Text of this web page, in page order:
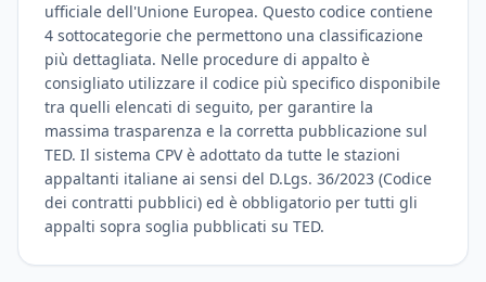
ufficiale dell'Unione Europea. Questo codice contiene
4 sottocategorie che permettono una classificazione
più dettagliata. Nelle procedure di appalto è
consigliato utilizzare il codice più specifico disponibile
tra quelli elencati di seguito, per garantire la
massima trasparenza e la corretta pubblicazione sul
TED. Il sistema CPV è adottato da tutte le stazioni
appaltanti italiane ai sensi del D.Lgs. 36/2023 (Codice
dei contratti pubblici) ed è obbligatorio per tutti gli
appalti sopra soglia pubblicati su TED.